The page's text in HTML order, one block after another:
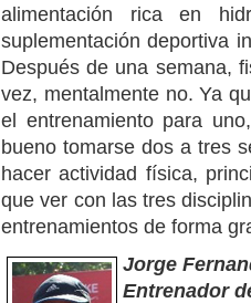
alimentación rica en
suplementación deportiva
Después de una semana,
vez, mentalmente no. Ya
el entrenamiento para
bueno tomarse dos a tres
hacer actividad física,
que ver con las tres
entrenamientos de forma
Jorge
Entrenador